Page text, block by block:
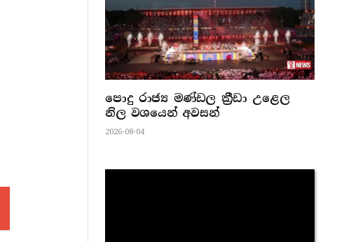
පොදු රාජ්‍ය මණ්ඩල ක්‍රීඩා උළෙල
නිල වශයෙන් අවසන්
2026-08-04